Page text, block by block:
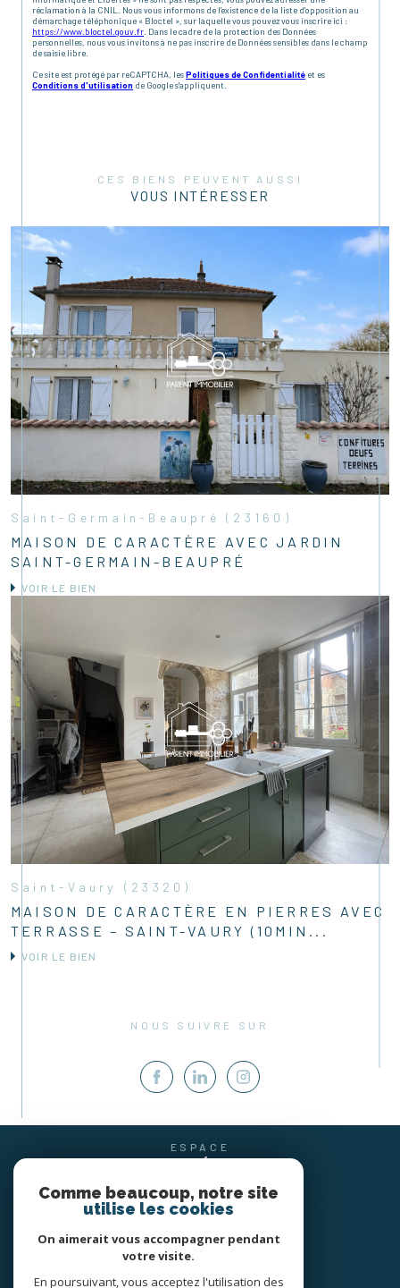
réclamation à la CNIL. Nous vous informons de l’existence de la liste d'opposition au
démarchage téléphonique « Bloctel », sur laquelle vous pouvez vous inscrire ici :
https://www.bloctel.gouv.fr . Dans le cadre de la protection des Données
personnelles, nous vous invitons à ne pas inscrire de Données sensibles dans le champ
de saisie libre.
Ce site est protégé par reCAPTCHA, lesPolitiques de Confidentialité et es
Conditions d'utilisation de Google s'appliquent.
CES BIENS PEUVENT AUSSI
VOUS INTÉRESSER
Saint-Germain-Beaupré (23160)
MAISON DE CARACTÈRE AVEC JARDIN
SAINT-GERMAIN-BEAUPRÉ
VOIR LE BIEN
Saint-Vaury (23320)
MAISON DE CARACTÈRE EN PIERRES AVEC
TERRASSE – SAINT-VAURY (10MIN...
VOIR LE BIEN
NOUS SUIVRE SUR
ESPACE
SE CONNECTER
Comme beaucoup, notre site
utilise les cookies
On aimerait vous accompagner pendant
votre visite.
En poursuivant, vous acceptez l'utilisation des